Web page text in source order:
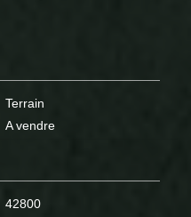
Terrain
A vendre
42800